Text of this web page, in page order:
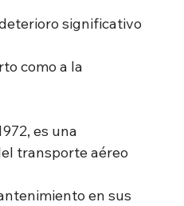
significativo
como a la
es una
transporte aéreo
en sus